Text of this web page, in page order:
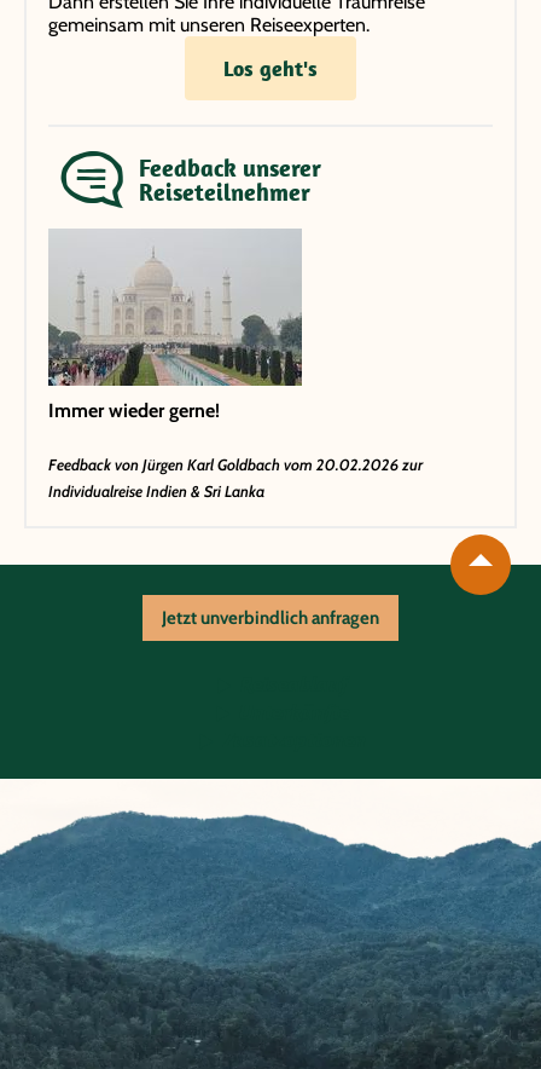
gemeinsam mit unseren Reiseexperten.
Los geht's
Feedback unserer
Reiseteilnehmer
Immer wieder gerne!
Feedback vonJürgen Karl Goldbachvom 20.02.2026 zur
Individualreise Indien & Sri Lanka
Jetzt unverbindlich anfragen